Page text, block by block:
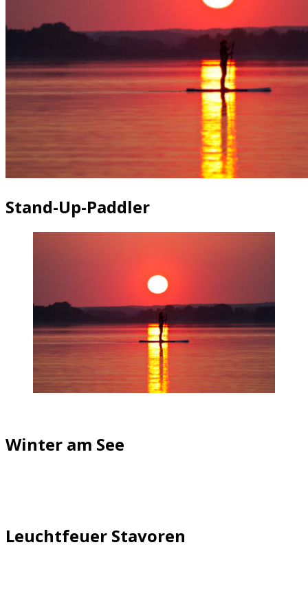
Stand-Up-Paddler
Winter am See
Leuchtfeuer Stavoren